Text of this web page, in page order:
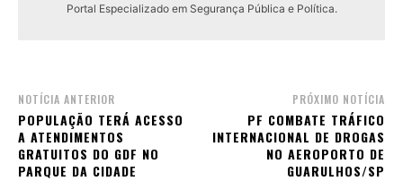
Portal Especializado em Segurança Pública e Política.
NOTÍCIA ANTERIOR
POPULAÇÃO TERÁ ACESSO
A ATENDIMENTOS
GRATUITOS DO GDF NO
PARQUE DA CIDADE
PRÓXIMO NOTÍCIA
PF COMBATE TRÁFICO
INTERNACIONAL DE DROGAS
NO AEROPORTO DE
GUARULHOS/SP